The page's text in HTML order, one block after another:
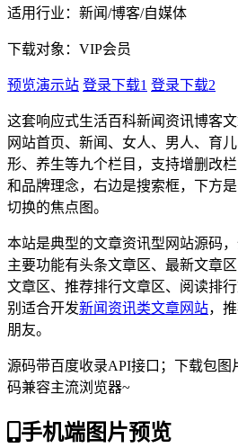
适用行业：新闻/博客/自媒体
下载对象：VIP会员
预览演示站 登录下载1 登录下载2
这套响应式生活百科新闻资讯博客
网站首页、新闻、女人、男人、育
形、养生等九个栏目，支持增删改
和品牌理念，右边是搜索框，下方
切换的焦点图。
本站是典型的文章资讯型网站源码
主要功能有头条文章区、最新文章
文章区、推荐排行文章区、阅读排
别适合开发新闻资讯类文章网站，
朋友。
源码带百度收录API接口；下载包图
码兼容主流浏览器~
手机端图片预览